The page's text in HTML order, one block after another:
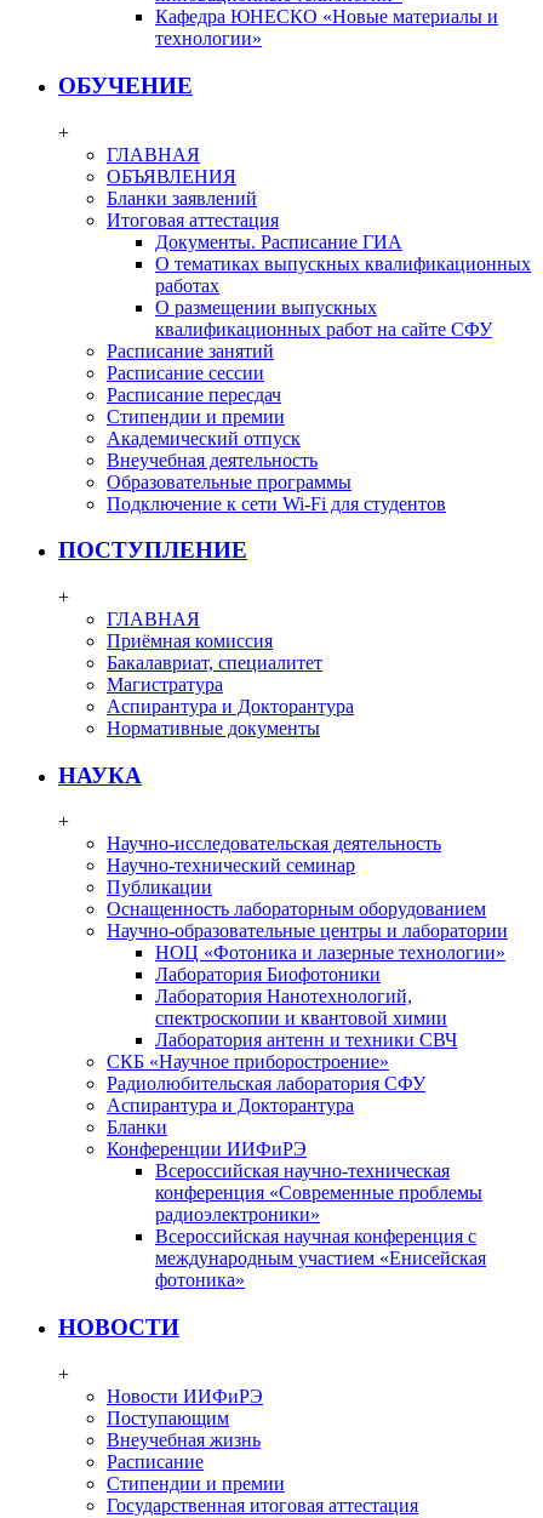
Кафедра ЮНЕСКО «Новые материалы и
технологии»
ОБУЧЕНИЕ
+
ГЛАВНАЯ
ОБЪЯВЛЕНИЯ
Бланки заявлений
Итоговая аттестация
Документы. Расписание ГИА
О тематиках выпускных квалификационных
работах
О размещении выпускных
квалификационных работ на сайте СФУ
Расписание занятий
Расписание сессии
Расписание пересдач
Стипендии и премии
Академический отпуск
Внеучебная деятельность
Образовательные программы
Подключение к сети Wi-Fi для студентов
ПОСТУПЛЕНИЕ
+
ГЛАВНАЯ
Приёмная комиссия
Бакалавриат, специалитет
Магистратура
Аспирантура и Докторантура
Нормативные документы
НАУКА
+
Научно-исследовательская деятельность
Научно-технический семинар
Публикации
Оснащенность лабораторным оборудованием
Научно-образовательные центры и лаборатории
НОЦ «Фотоника и лазерные технологии»
Лаборатория Биофотоники
Лаборатория Нанотехнологий,
спектроскопии и квантовой химии
Лаборатория антенн и техники СВЧ
СКБ «Научное приборостроение»
Радиолюбительская лаборатория СФУ
Аспирантура и Докторантура
Бланки
Конференции ИИФиРЭ
Всероссийская научно-техническая
конференция «Современные проблемы
радиоэлектроники»
Всероссийская научная конференция с
международным участием «Енисейская
фотоника»
НОВОСТИ
+
Новости ИИФиРЭ
Поступающим
Внеучебная жизнь
Расписание
Стипендии и премии
Государственная итоговая аттестация